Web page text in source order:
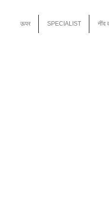
ऊपर SPECIALIST नींद